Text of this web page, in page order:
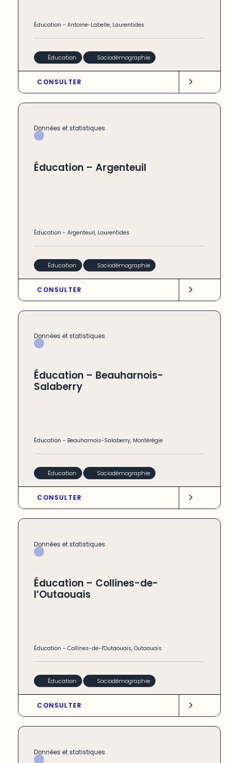
Éducation -Antoine-Labelle, Laurentides
Éducation Sociodémographie
CONSULTER
Données et statistiques
Éducation – Argenteuil
Éducation -Argenteuil, Laurentides
Éducation Sociodémographie
CONSULTER
Données et statistiques
Éducation – Beauharnois-
Salaberry
Éducation - Beauharnois-Salaberry, Montérégie
Éducation Sociodémographie
CONSULTER
Données et statistiques
Éducation – Collines-de-
l’Outaouais
Éducation -Collines-de-l'Outaouais,Outaouais
Éducation Sociodémographie
CONSULTER
Données et statistiques